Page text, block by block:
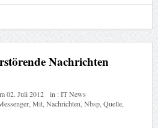
Nachrichten
02. Juli 2012 in :IT News
, Mit, Nachrichten Nbsp, Quelle,